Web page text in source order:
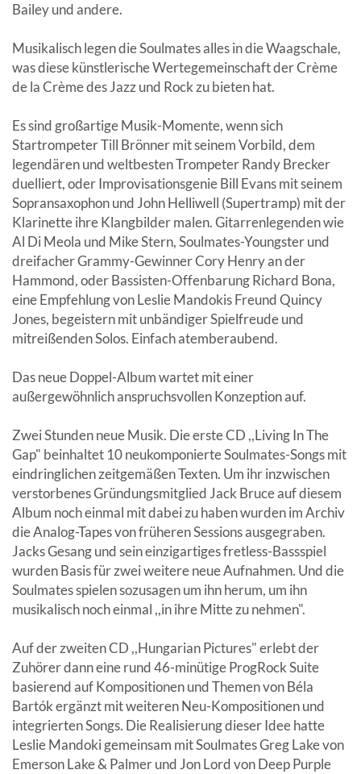
Bailey und andere.
Musikalisch legen die Soulmates alles in die Waagschale,
was diese künstlerische Wertegemeinschaft der Crème
de la Crème des Jazz und Rock zu bieten hat.
Es sind großartige Musik-Momente, wenn sich
Startrompeter Till Brönner mit seinem Vorbild, dem
legendären und weltbesten Trompeter Randy Brecker
duelliert, oder Improvisationsgenie Bill Evans mit seinem
Sopransaxophon und John Helliwell (Supertramp) mit der
Klarinette ihre Klangbilder malen. Gitarrenlegenden wie
Al Di Meola und Mike Stern, Soulmates-Youngster und
dreifacher Grammy-Gewinner Cory Henry an der
Hammond, oder Bassisten-Offenbarung Richard Bona,
eine Empfehlung von Leslie Mandokis Freund Quincy
Jones, begeistern mit unbändiger Spielfreude und
mitreißenden Solos. Einfach atemberaubend.
Das neue Doppel-Album wartet mit einer
außergewöhnlich anspruchsvollen Konzeption auf.
Zwei Stunden neue Musik. Die erste CD ,,Living In The
Gap" beinhaltet 10 neukomponierte Soulmates-Songs mit
eindringlichen zeitgemäßen Texten. Um ihr inzwischen
verstorbenes Gründungsmitglied Jack Bruce auf diesem
Album noch einmal mit dabei zu haben wurden im Archiv
die Analog-Tapes von früheren Sessions ausgegraben.
Jacks Gesang und sein einzigartiges fretless-Bassspiel
wurden Basis für zwei weitere neue Aufnahmen. Und die
Soulmates spielen sozusagen um ihn herum, um ihn
musikalisch noch einmal ,,in ihre Mitte zu nehmen".
Auf der zweiten CD ,,Hungarian Pictures" erlebt der
Zuhörer dann eine rund 46-minütige ProgRock Suite
basierend auf Kompositionen und Themen von Béla
Bartók ergänzt mit weiteren Neu-Kompositionen und
integrierten Songs. Die Realisierung dieser Idee hatte
Leslie Mandoki gemeinsam mit Soulmates Greg Lake von
Emerson Lake & Palmer und Jon Lord von Deep Purple